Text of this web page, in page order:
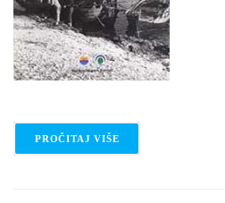
PROČITAJ VIŠE